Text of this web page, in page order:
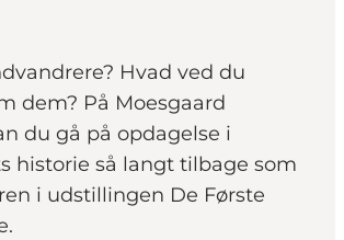
Hvad ved du
dem? På Moesgaard
du gå på opdagelse i
historie så langt tilbage som
i udstillingen De Første